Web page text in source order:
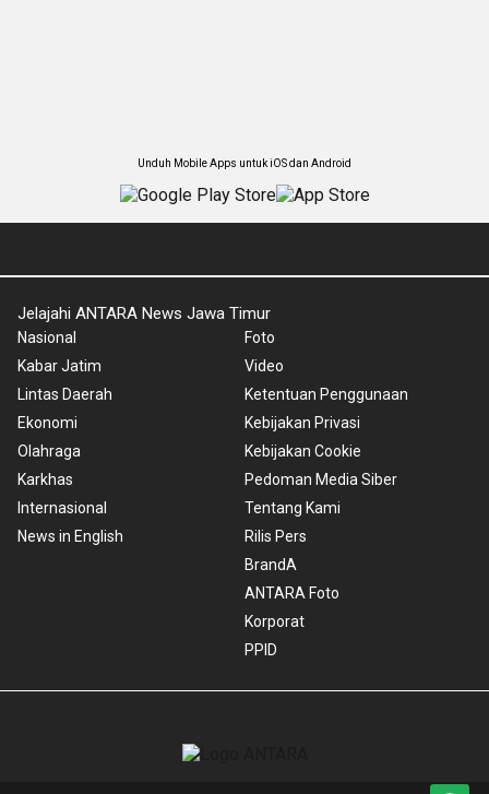
Unduh Mobile Apps untuk iOS dan Android
Jelajahi ANTARA News Jawa Timur
Nasional
Kabar Jatim
Lintas Daerah
Ekonomi
Olahraga
Karkhas
Internasional
News in English
Foto
Video
Ketentuan Penggunaan
Kebijakan Privasi
Kebijakan Cookie
Pedoman Media Siber
Tentang Kami
Rilis Pers
BrandA
ANTARA Foto
Korporat
PPID